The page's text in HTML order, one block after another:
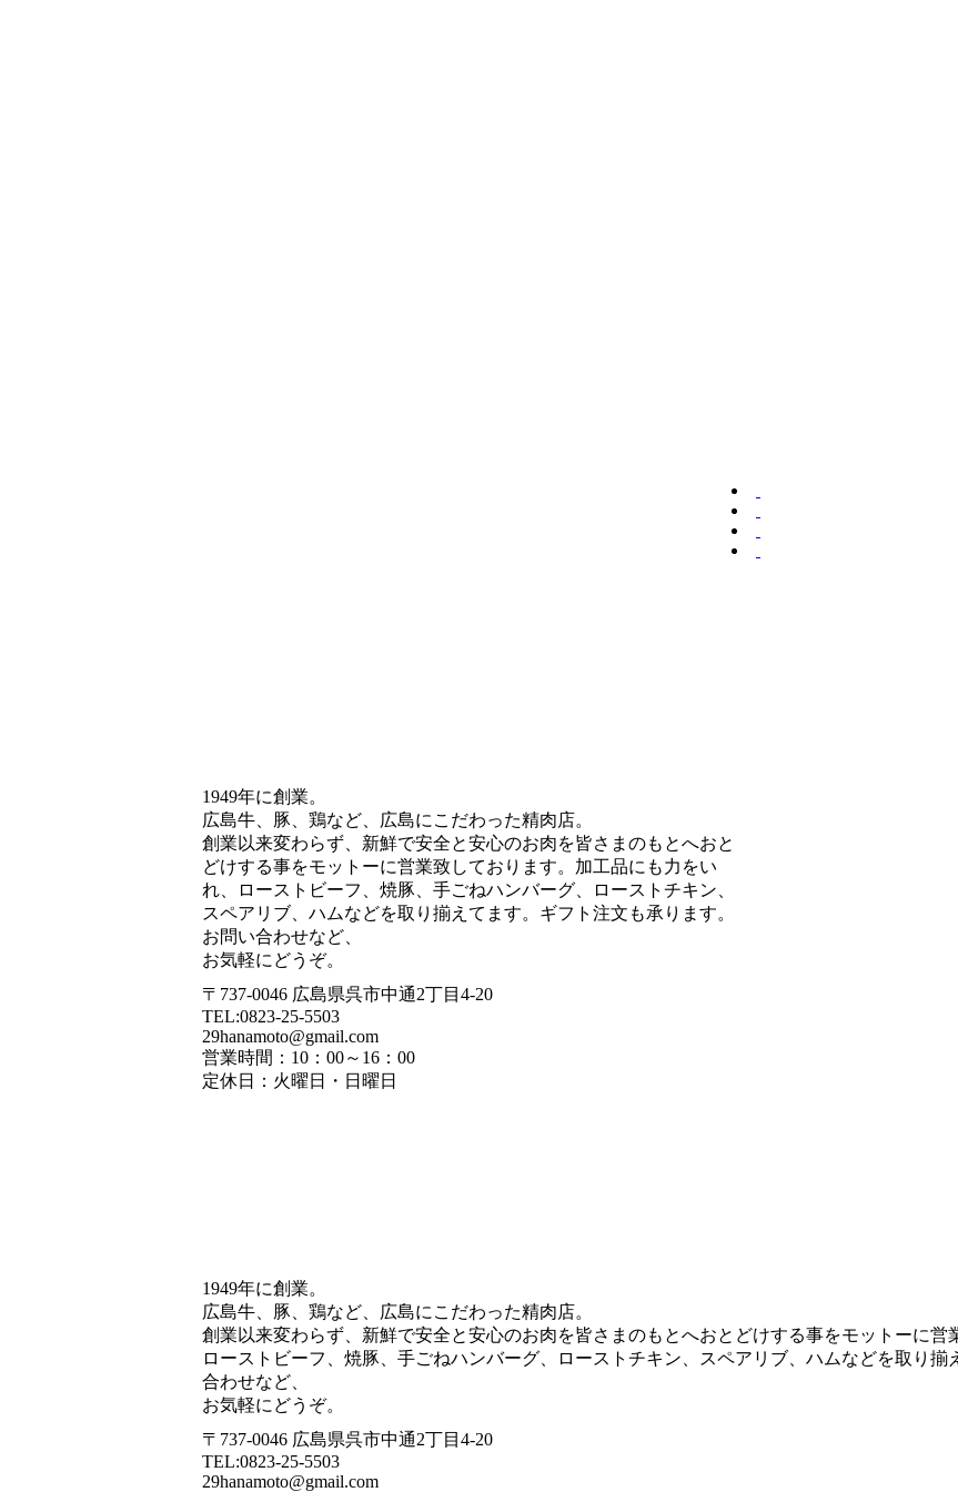
1949年に創業。
広島牛、豚、鶏など、広島にこだわった精肉店。
創業以来変わらず、新鮮で安全と安心のお肉を皆さまのもとへおと
どけする事をモットーに営業致しております。加工品にも力をい
れ、ローストビーフ、焼豚、手ごねハンバーグ、ローストチキン、
スペアリブ、ハムなどを取り揃えてます。ギフト注文も承ります。
お問い合わせなど、
お気軽にどうぞ。
〒737-0046 広島県呉市中通2丁目4-20
TEL:0823-25-5503
29hanamoto@gmail.com
営業時間：10：00～16：00
定休日：火曜日・日曜日
1949年に創業。
広島牛、豚、鶏など、広島にこだわった精肉店。
創業以来変わらず、新鮮で安全と安心のお肉を皆さまのもとへおとどけする事をモットーに営
ローストビーフ、焼豚、手ごねハンバーグ、ローストチキン、スペアリブ、ハムなどを取り
合わせなど、
お気軽にどうぞ。
〒737-0046 広島県呉市中通2丁目4-20
TEL:0823-25-5503
29hanamoto@gmail.com